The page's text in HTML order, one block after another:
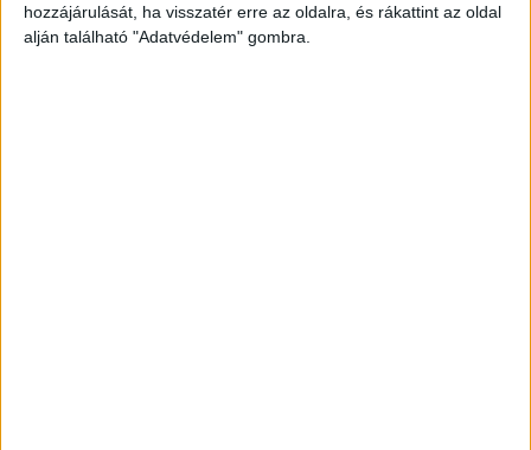
hozzájárulását, ha visszatér erre az oldalra, és rákattint az oldal
alján található "Adatvédelem" gombra.